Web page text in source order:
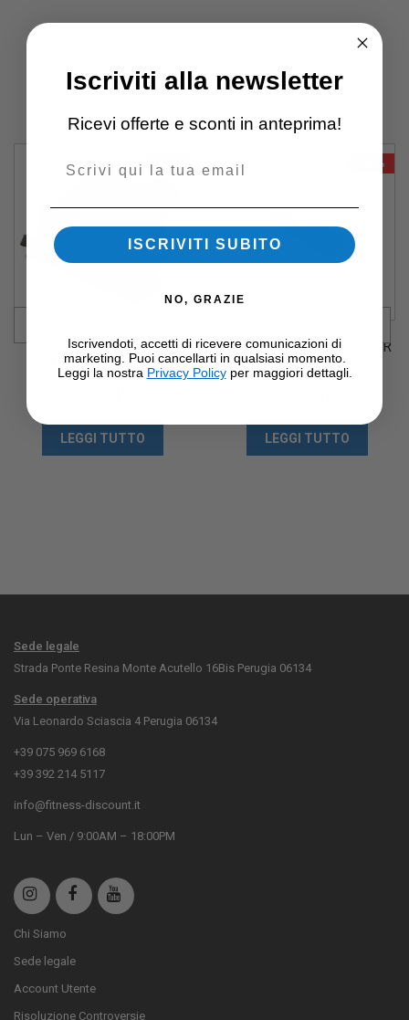
PRODOTTI CORRELATI
-27%
GILET CON PESI 10 KG
AHF-014 TOORX
LEGGI TUTTO
-21%
TAPPETINO FITNESS PER
ESERCIZI CON FIGURE
LEGGI TUTTO
Sede legale
Strada Ponte Resina Monte Acutello 16Bis Perugia 06134
Sede operativa
Via Leonardo Sciascia 4 Perugia 06134
+39 075 969 6168
+39 392 214 5117
info@fitness-discount.it
Lun – Ven / 9:00AM – 18:00PM
Chi Siamo
Sede legale
Account Utente
Risoluzione Controversie
Iscriviti alla newsletter
Ricevi offerte e sconti in anteprima!
ISCRIVITI SUBITO
NO, GRAZIE
Iscrivendoti, accetti di ricevere comunicazioni di
marketing. Puoi cancellarti in qualsiasi momento.
Leggi la nostra Privacy Policyper maggiori dettagli.